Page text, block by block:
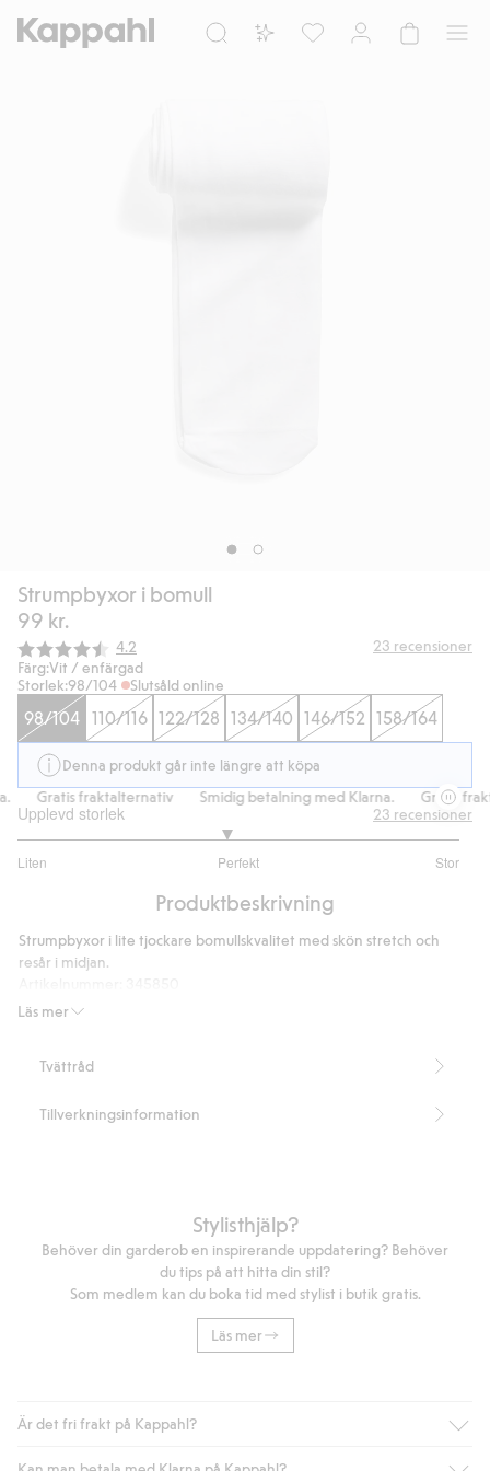
Strumpbyxor i bomull
99 kr.
Snittbetyg:
4.2 23 recensioner
Färg:Vit / enfärgad
Storlek:98/104 Slutsåld online
98/104 110/116 122/128 134/140 146/152 158/164
Denna produkt går inte längre att köpa
Gratis fraktalternativ Smidig betalning med Klarna. Gratis
Upplevd storlek
Liten Perfekt Stor
utav
17
betyg
23 recensioner
Produktbeskrivning
Läs mer
Strumpbyxor i lite tjockare bomullskvalitet med skön stretch och
resår i midjan.
Tvättråd
Tillverkningsinformation
Stylisthjälp?
Behöver din garderob en inspirerande uppdatering? Behöver
du tips på att hitta din stil?
Som medlem kan du boka tid med stylist i butik gratis.
Läs mer
Är det fri frakt på Kappahl?